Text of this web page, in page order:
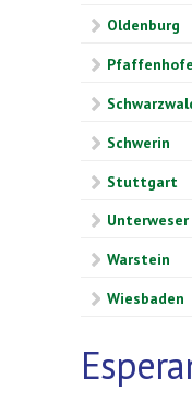
Oldenburg
Schwerin
Stuttgart
Unterweser
Warstein
Wiesbaden